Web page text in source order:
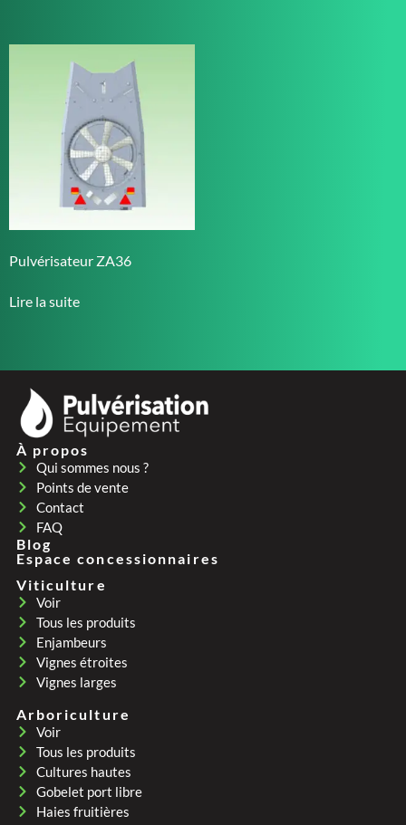
Pulvérisateur ZA36
Lire la suite
À propos
Qui sommes nous ?
Points de vente
Contact
FAQ
Blog
Espace concessionnaires
Viticulture
Voir
Tous les produits
Enjambeurs
Vignes étroites
Vignes larges
Arboriculture
Voir
Tous les produits
Cultures hautes
Gobelet port libre
Haies fruitières